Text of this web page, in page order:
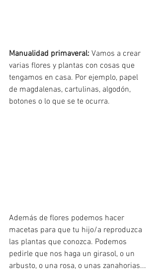
Manualidad primaveral: Vamos a crear
varias flores y plantas con cosas que
tengamos en casa. Por ejemplo, papel
de magdalenas, cartulinas, algodón,
botones o lo que se te ocurra.
Además de flores podemos hacer
macetas para que tu hijo/a reproduzca
las plantas que conozca. Podemos
pedirle que nos haga un girasol, o un
arbusto, o una rosa, o unas zanahorias...